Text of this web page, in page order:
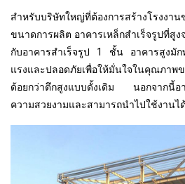
สำหรับบริษัทใหญ่ที่ต้องการสร้างโรงงาน
ขนาดการผลิต อาคารเหล็กสำเร็จรูปที่สูง
กับอาคารสำเร็จรูป 1 ชั้น อาคารสูงมัก
แรงและปลอดภัยเพื่อให้มั่นใจในคุณภาพ
ด้อยกว่าตึกสูงแบบดั้งเดิม นอกจากนี้อา
ความสวยงามและสามารถนำไปใช้งานไ